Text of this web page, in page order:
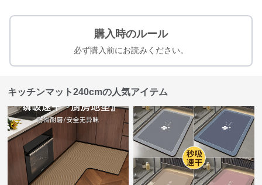
購入時のルール
必ず購入前にお読みください。
キッチンマット240cmの人気アイテム